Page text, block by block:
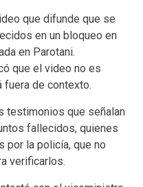
que difunde que se
en un bloqueo en
en Parotani.
que el video no es
fuera de contexto.
testimonios que señalan
fallecidos, quienes
por la policía, que no
verificarlos.